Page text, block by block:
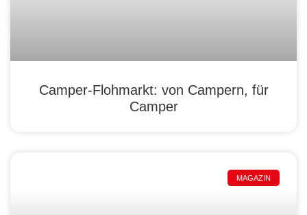
Camper-Flohmarkt: von Campern, für
Camper
MAGAZIN